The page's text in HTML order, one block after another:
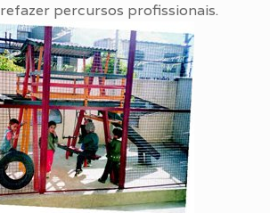
percursos profissionais.